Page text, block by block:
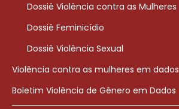
Dossiê Violência contra as Mulheres
Dossiê Feminicídio
Dossiê Violência Sexual
Violência contra as mulheres em dados
Boletim Violência de Gênero em Dados